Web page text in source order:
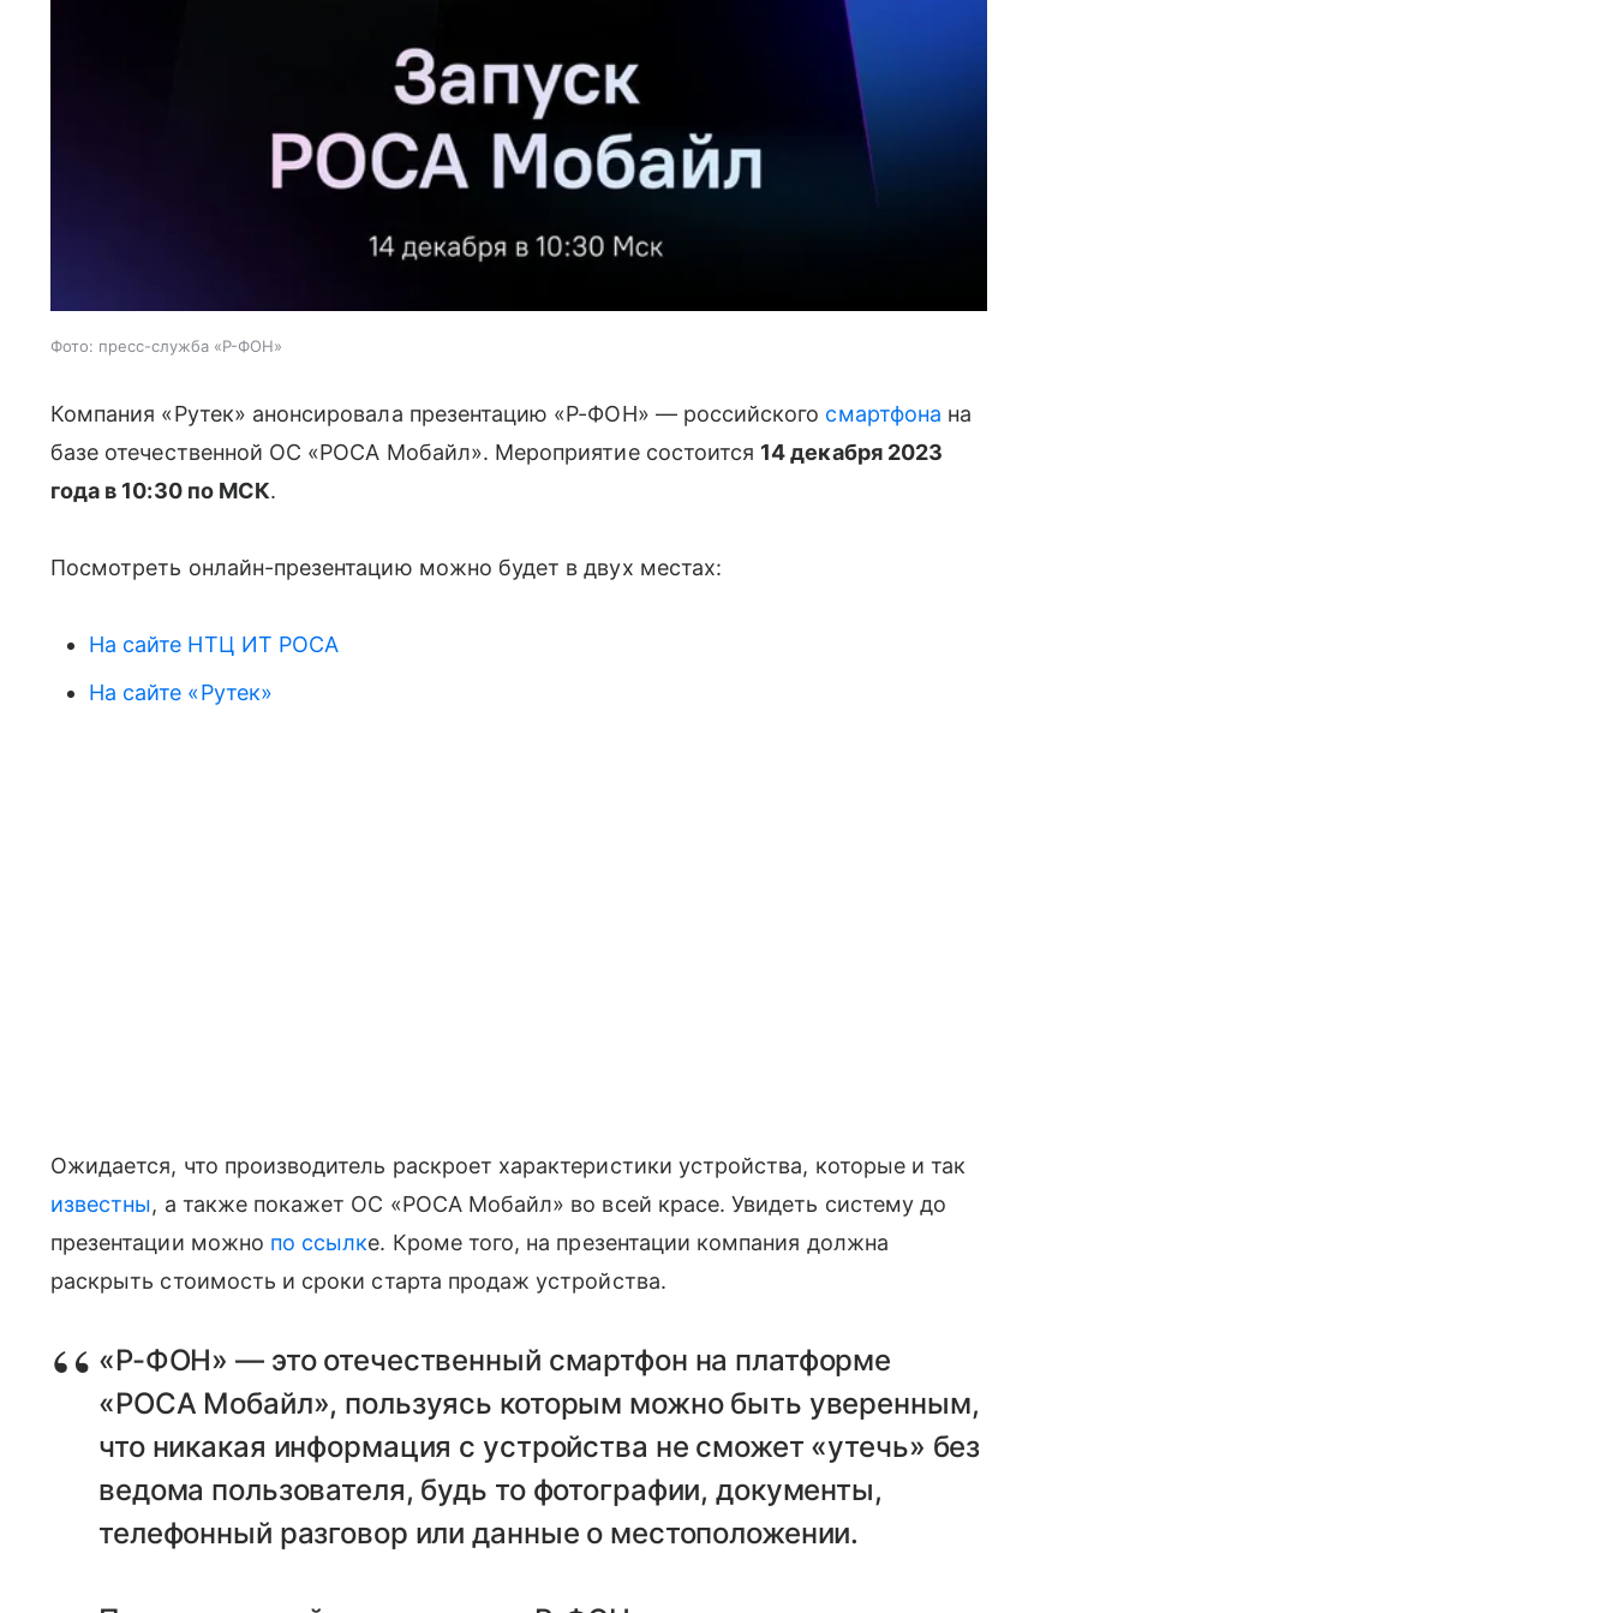
Фото: пресс-служба «Р-ФОН»
Компания «Рутек» анонсировала презентацию «Р-ФОН» — российского смартфона на
базе отечественной ОС «РОСА Мобайл». Мероприятие состоится 14 декабря 2023
года в 10:30 по МСК.
Посмотреть онлайн-презентацию можно будет в двух местах:
На сайте НТЦ ИТ РОСА
На сайте «Рутек»
Ожидается, что производитель раскроет характеристики устройства, которые и так
известны, а также покажет ОС «РОСА Мобайл» во всей красе. Увидеть систему до
презентации можно по ссылке. Кроме того, на презентации компания должна
раскрыть стоимость и сроки старта продаж устройства.
«Р-ФОН» — это отечественный смартфон на платформе
«РОСА Мобайл», пользуясь которым можно быть уверенным,
что никакая информация с устройства не сможет «утечь» без
ведома пользователя, будь то фотографии, документы,
телефонный разговор или данные о местоположении.